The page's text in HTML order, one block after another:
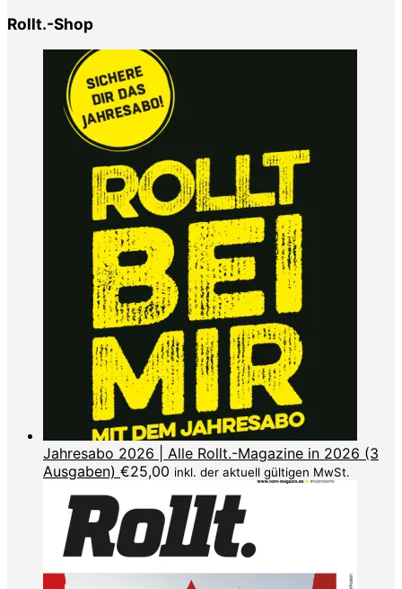
Rollt.-Shop
Jahresabo 2026 | Alle Rollt.-Magazine in 2026 (3
Ausgaben) €25,00 inkl. der aktuell gültigen MwSt.